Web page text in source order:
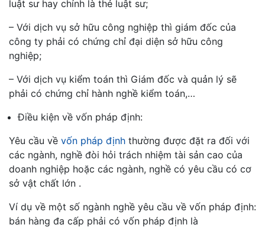
luật sư hay chính là thẻ luật sư;
– Với dịch vụ sở hữu công nghiệp thì giám đốc của
công ty phải có chứng chỉ đại diện sở hữu công
nghiệp;
– Với dịch vụ kiểm toán thì Giám đốc và quản lý sẽ
phải có chứng chỉ hành nghề kiểm toán,…
Điều kiện về vốn pháp định:
Yêu cầu về vốn pháp định thường được đặt ra đối với
các ngành, nghề đòi hỏi trách nhiệm tài sản cao của
doanh nghiệp hoặc các ngành, nghề có yêu cầu có cơ
sở vật chất lớn .
Ví dụ về một số ngành nghề yêu cầu về vốn pháp định:
bán hàng đa cấp phải có vốn pháp định là